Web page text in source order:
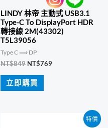
LINDY 林帝 主動式 USB3.1
Type-C To DisplayPort HDR
轉接線 2M(43302)
T5L39056
Type C ⟹ DP
NT$849 原
價
格：
NT$769目
立即購買
特價